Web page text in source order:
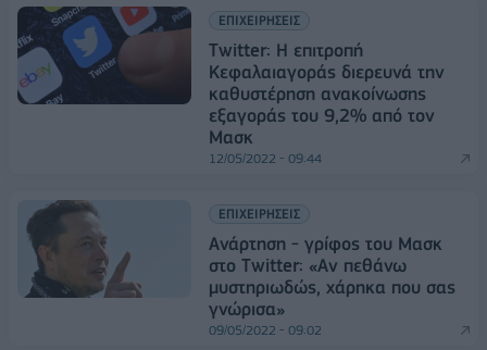
ΕΠΙΧΕΙΡΗΣΕΙΣ
Twitter: Η επιτροπή
Κεφαλαιαγοράς διερευνά την
καθυστέρηση ανακοίνωσης
εξαγοράς του 9,2% από τον
Μασκ
12/05/2022 - 09:44
ΕΠΙΧΕΙΡΗΣΕΙΣ
Ανάρτηση - γρίφος του Μασκ
στο Twitter: «Αν πεθάνω
μυστηριωδώς, χάρηκα που σας
γνώρισα»
09/05/2022 - 09:02